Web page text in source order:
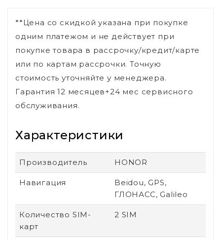
**Цена со скидкой указана при покупке
одним платежом и не действует при
покупке товара в рассрочку/кредит/карте
или по картам рассрочки. Точную
стоимость уточняйте у менеджера.
Гарантия 12 месяцев+24 мес сервисного
обслуживания.
Характеристики
Производитель HONOR
Навигация
Beidou, GPS,
ГЛОНАСС, Galileo
Количество SIM-
карт
2 SIM